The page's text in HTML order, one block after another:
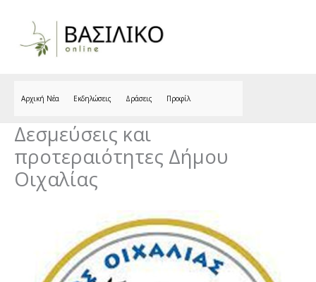
Αρχική Νέα Εκδηλώσεις Δράσεις Προφίλ
Δεσμεύσεις και
προτεραιότητες Δήμου
Οιχαλίας